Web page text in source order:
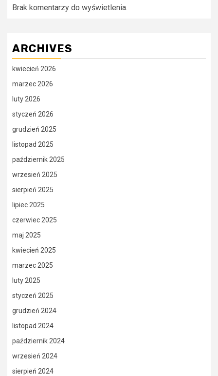
Brak komentarzy do wyświetlenia.
ARCHIVES
kwiecień 2026
marzec 2026
luty 2026
styczeń 2026
grudzień 2025
listopad 2025
październik 2025
wrzesień 2025
sierpień 2025
lipiec 2025
czerwiec 2025
maj 2025
kwiecień 2025
marzec 2025
luty 2025
styczeń 2025
grudzień 2024
listopad 2024
październik 2024
wrzesień 2024
sierpień 2024